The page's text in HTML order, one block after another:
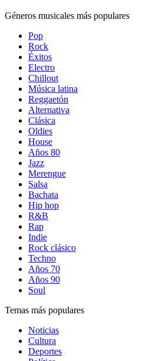
Géneros musicales más populares
Pop
Rock
Éxitos
Electro
Chillout
Música latina
Reggaetón
Alternativa
Clásica
Oldies
House
Años 80
Jazz
Merengue
Salsa
Bachata
Hip hop
R&B
Rap
Indie
Rock clásico
Techno
Años 70
Años 90
Soul
Temas más populares
Noticias
Cultura
Deportes